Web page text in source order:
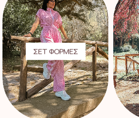
ΣΕΤ ΦΟΡΜΕΣ